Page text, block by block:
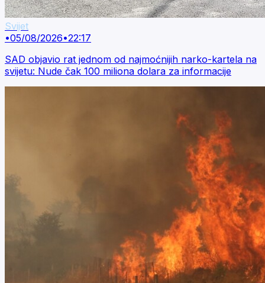
Svijet
•05/08/2026•22:17
SAD objavio rat jednom od najmoćnijih narko-kartela na
svijetu: Nude čak 100 miliona dolara za informacije